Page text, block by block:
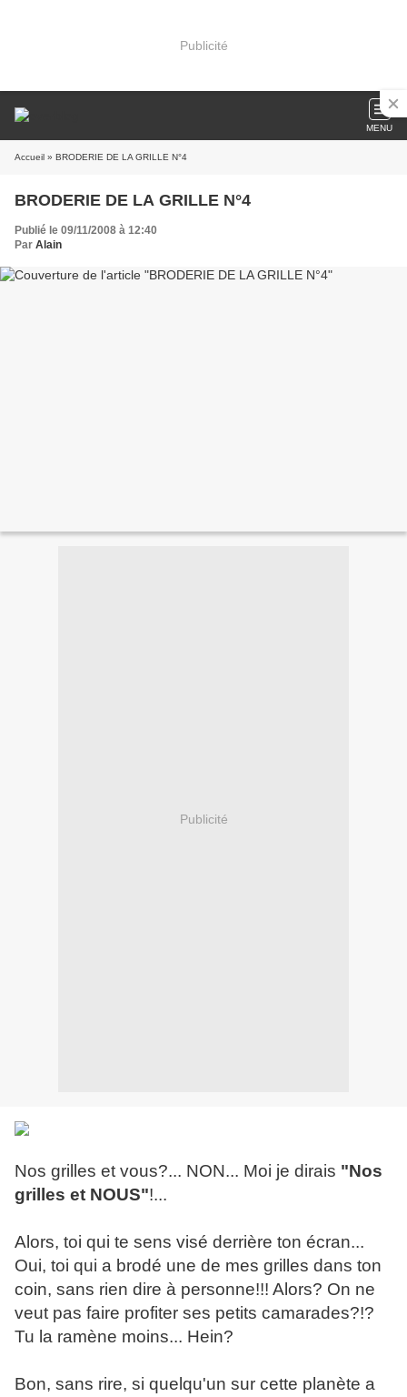
Publicité
MENU
Accueil » BRODERIE DE LA GRILLE N°4
BRODERIE DE LA GRILLE N°4
Publié le 09/11/2008 à 12:40
Par Alain
Publicité
Nos grilles et vous?... NON... Moi je dirais "Nos
grilles et NOUS"!...
Alors, toi qui te sens visé derrière ton écran...
Oui, toi qui a brodé une de mes grilles dans ton
coin, sans rien dire à personne!!! Alors? On ne
veut pas faire profiter ses petits camarades?!?
Tu la ramène moins... Hein?
Bon, sans rire, si quelqu'un sur cette planète a